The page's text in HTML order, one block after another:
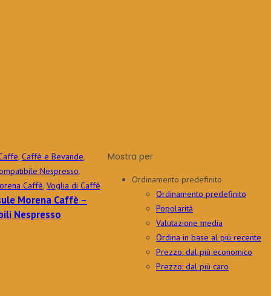
Mostra per
Ordinamento predefinito
Ordinamento predefinito
Popolarità
Valutazione media
Ordina in base al più recente
Prezzo: dal più economico
Prezzo: dal più caro
, Caffè e Bevande,
Nespresso,
Caffè, Voglia di Caffè
Morena Caffè –
Nespresso